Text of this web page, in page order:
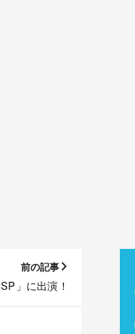
前の記事
」に出演！